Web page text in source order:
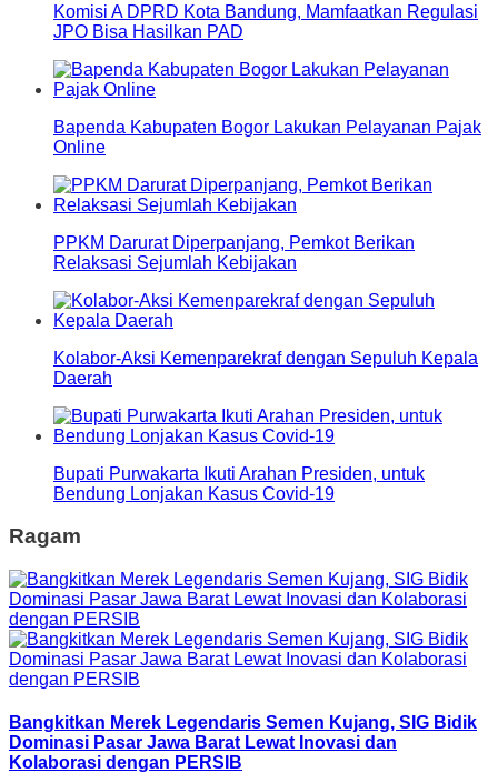
Komisi A DPRD Kota Bandung, Mamfaatkan Regulasi
JPO Bisa Hasilkan PAD
Bapenda Kabupaten Bogor Lakukan Pelayanan Pajak
Online
PPKM Darurat Diperpanjang, Pemkot Berikan
Relaksasi Sejumlah Kebijakan
Kolabor-Aksi Kemenparekraf dengan Sepuluh Kepala
Daerah
Bupati Purwakarta Ikuti Arahan Presiden, untuk
Bendung Lonjakan Kasus Covid-19
Ragam
Bangkitkan Merek Legendaris Semen Kujang, SIG Bidik
Dominasi Pasar Jawa Barat Lewat Inovasi dan
Kolaborasi dengan PERSIB